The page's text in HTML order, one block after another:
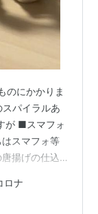
のにかかりま
パイラルあ
が ■スマフォ
スマフォ等
揚げの仕込
正解なのか
ロナ